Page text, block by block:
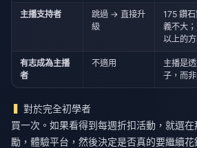
主播支持者
跳過 → 直接升
級
175 鑽
義不大
以上的
有志成為主播
者
不適用
主播是
子，而
對於完全初學者
買一次。如果看得到每週折扣活動，就選
勵，體驗平台，然後決定是否真的要繼續